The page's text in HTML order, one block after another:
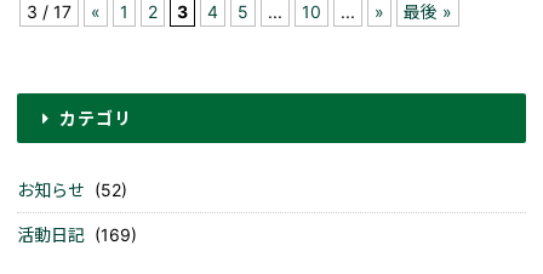
カテゴリ
お知らせ (52)
活動日記 (169)
3 / 17 « 1 2 3 4 5 ... 10 ... » 最後 »